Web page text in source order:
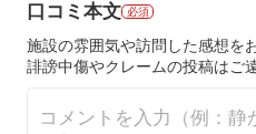
口コミ本文 必須
施設の雰囲気や訪問した感想を
誹謗中傷やクレームの投稿はご